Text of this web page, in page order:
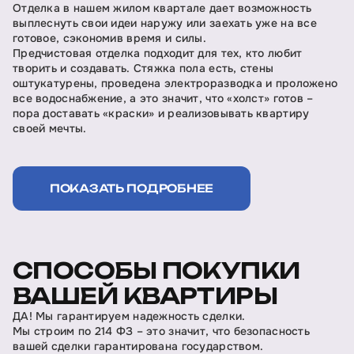
Отделка в нашем жилом квартале дает возможность
выплеснуть свои идеи наружу или заехать уже на все
готовое, сэкономив время и силы.
Предчистовая отделка подходит для тех, кто любит
творить и создавать. Стяжка пола есть, стены
оштукатурены, проведена электроразводка и проложено
все водоснабжение, а это значит, что «холст» готов –
пора доставать «краски» и реализовывать квартиру
своей мечты.
ПОКАЗАТЬ ПОДРОБНЕЕ
СПОСОБЫ ПОКУПКИ
ВАШЕЙ КВАРТИРЫ
ДА! Мы гарантируем надежность сделки.
Мы строим по 214 ФЗ – это значит, что безопасность
вашей сделки гарантирована государством.